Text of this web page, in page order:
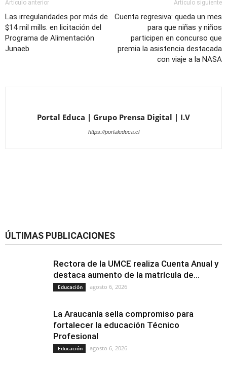
Artículo anterior
Las irregularidades por más de
$14 mil mills. en licitación del
Programa de Alimentación
Junaeb
Artículo siguiente
Cuenta regresiva: queda un mes
para que niñas y niños
participen en concurso que
premia la asistencia destacada
con viaje a la NASA
Portal Educa | Grupo Prensa Digital | I.V
https://portaleduca.cl
ÚLTIMAS PUBLICACIONES
Rectora de la UMCE realiza Cuenta Anual y
destaca aumento de la matrícula de...
Educación agosto 6, 2026
La Araucanía sella compromiso para
fortalecer la educación Técnico
Profesional
Educación agosto 6, 2026